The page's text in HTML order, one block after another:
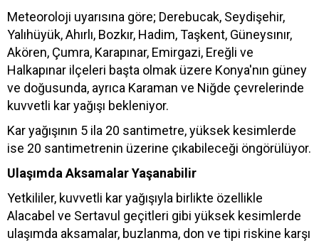
Meteoroloji uyarısına göre; Derebucak, Seydişehir,
Yalıhüyük, Ahırlı, Bozkır, Hadim, Taşkent, Güneysınır,
Akören, Çumra, Karapınar, Emirgazi, Ereğli ve
Halkapınar ilçeleri başta olmak üzere Konya'nın güney
ve doğusunda, ayrıca Karaman ve Niğde çevrelerinde
kuvvetli kar yağışı bekleniyor.
Kar yağışının 5 ila 20 santimetre, yüksek kesimlerde
ise 20 santimetrenin üzerine çıkabileceği öngörülüyor.
Ulaşımda Aksamalar Yaşanabilir
Yetkililer, kuvvetli kar yağışıyla birlikte özellikle
Alacabel ve Sertavul geçitleri gibi yüksek kesimlerde
ulaşımda aksamalar, buzlanma, don ve tipi riskine karşı